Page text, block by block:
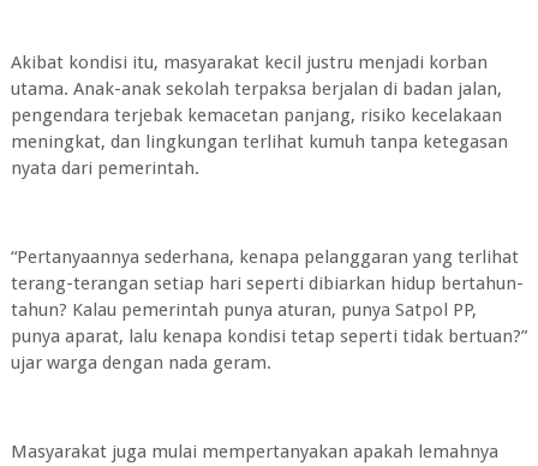
Akibat kondisi itu, masyarakat kecil justru menjadi korban
utama. Anak-anak sekolah terpaksa berjalan di badan jalan,
pengendara terjebak kemacetan panjang, risiko kecelakaan
meningkat, dan lingkungan terlihat kumuh tanpa ketegasan
nyata dari pemerintah.
“Pertanyaannya sederhana, kenapa pelanggaran yang terlihat
terang-terangan setiap hari seperti dibiarkan hidup bertahun-
tahun? Kalau pemerintah punya aturan, punya Satpol PP,
punya aparat, lalu kenapa kondisi tetap seperti tidak bertuan?”
ujar warga dengan nada geram.
Masyarakat juga mulai mempertanyakan apakah lemahnya